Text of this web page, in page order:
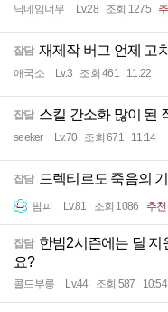
닉네임너무 Lv.28 조회 1275
잡담 재제작 버그 언제 고
애국소 Lv.3 조회 461 11:22
잡담 스킬 간소화 많이 된
seeker Lv.70 조회 671 11:14
잡담 드렉티르도 죽음의
핌피 Lv.81 조회 1086 추천
잡담 한밤2시즌에는 딜 지
요?
콜드부릉 Lv.44 조회 587 10:54